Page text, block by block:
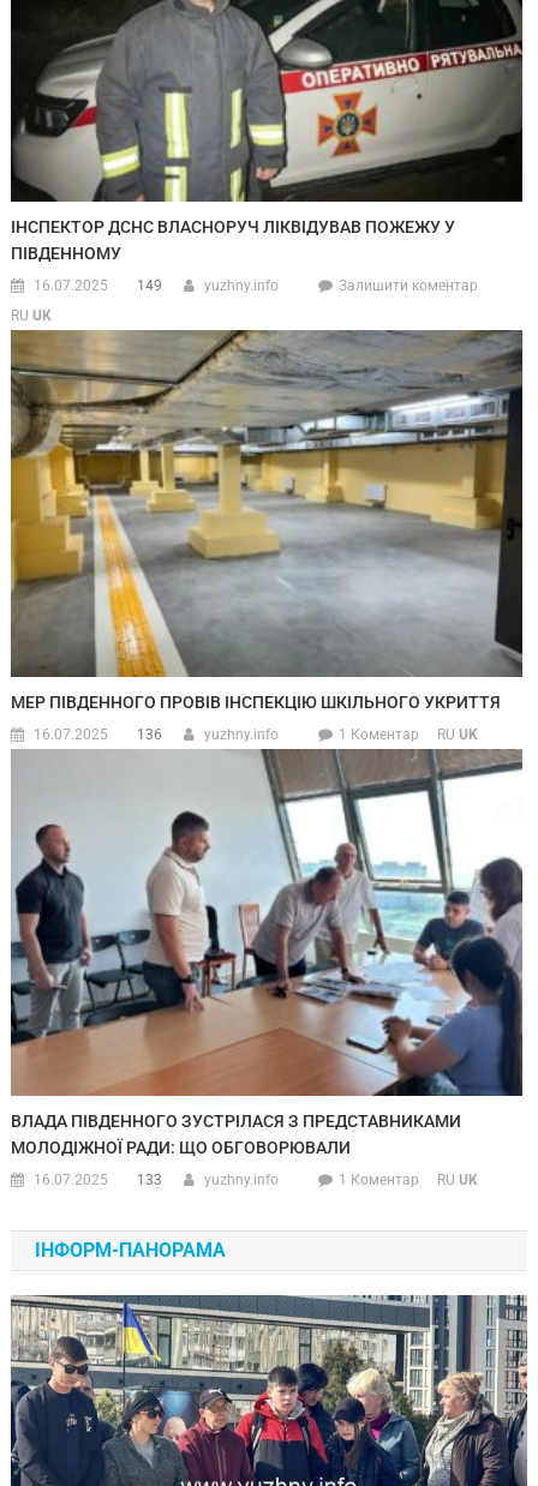
ІНСПЕКТОР ДСНС ВЛАСНОРУЧ ЛІКВІДУВАВ ПОЖЕЖУ У
ПІВДЕННОМУ
16.07.2025 149 yuzhny.info
Залишити коментар
RU UK
МЕР ПІВДЕННОГО ПРОВІВ ІНСПЕКЦІЮ ШКІЛЬНОГО УКРИТТЯ
16.07.2025 136 yuzhny.info 1 Коментар RU UK
ВЛАДА ПІВДЕННОГО ЗУСТРІЛАСЯ З ПРЕДСТАВНИКАМИ
МОЛОДІЖНОЇ РАДИ: ЩО ОБГОВОРЮВАЛИ
16.07.2025 133 yuzhny.info 1 Коментар RU UK
ІНФОРМ-ПАНОРАМА